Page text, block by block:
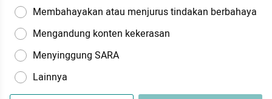
Membahayakan atau menjurus tindakan berbahaya
Mengandung konten kekerasan
Menyinggung SARA
Lainnya